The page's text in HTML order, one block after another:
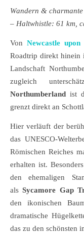
Wandern &
– Haltwhistle: 61 km,
Von Newcastle upon
Roadtrip direkt hinein
Landschaft
zugleich
Northumberland ist
grenzt direkt an
Hier verläuft der
das UNESCO-
Römischen Reiches
erhalten ist.
den ehemaligen
alsSycamore Gap
den ikonischen
dramatische
das zu den schönsten